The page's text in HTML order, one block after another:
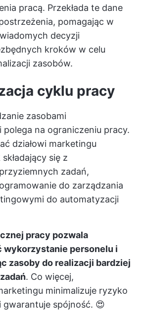
pracą. Przekłada te dane
pomagając w
decyzji
kroków w celu
zasobów.
cyklu pracy
zasobami
na ograniczeniu pracy.
działowi marketingu
się z
zadań,
do zarządzania
do automatyzacji
pracy pozwala
wykorzystanie personelu i
zasoby do realizacji bardziej
. Co więcej,
minimalizuje ryzyko
gwarantuje spójność. 😍